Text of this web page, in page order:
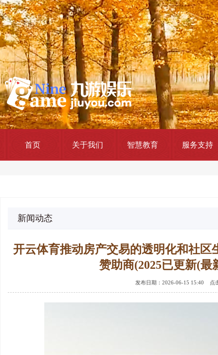
首页 关于我们 智慧教育 服务支持
新闻动态
开云体育推动房产交易的透明化和社区
赞助商(2025已更新(最
发布日期：2026-06-15 15:40 点